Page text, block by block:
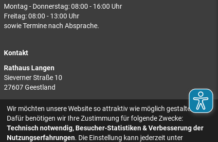
Montag - Donnerstag: 08:00 - 16:00 Uhr
Freitag: 08:00 - 13:00 Uhr
sowie Termine nach Absprache.
Kontakt
Rathaus Langen
Sieverner Straße 10
27607 Geestland
Rathaus Bad Bederkesa
Am Markt 8
27624 Geestland
Wir möchten unsere Website so attraktiv wie möglich gestalten.
Dafür benötigen wir Ihre Zustimmung für folgende Zwecke:
Technisch notwendig, Besucher-Statistiken & Verbesserung der
Nutzungserfahrungen. Die Einstellung kann jederzeit unter